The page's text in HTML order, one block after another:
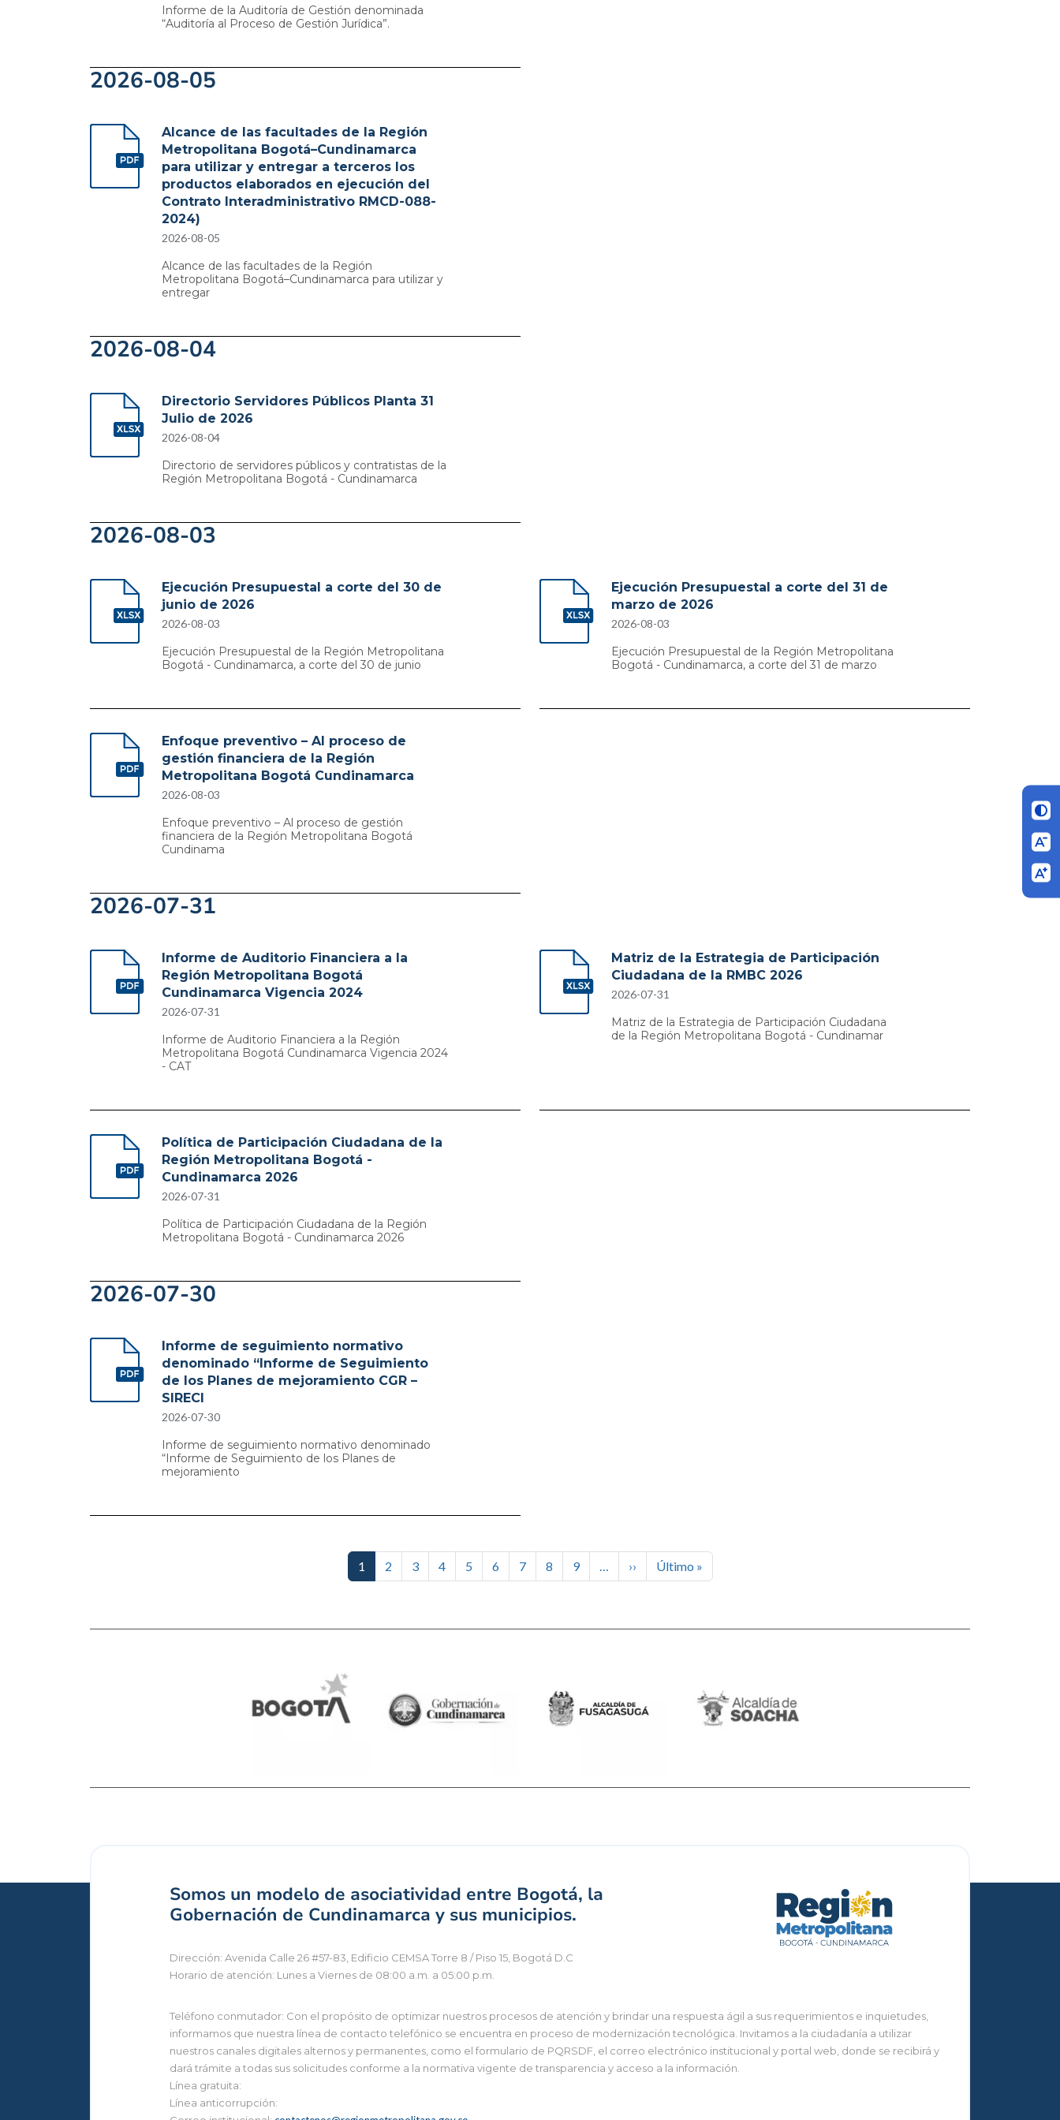
Informe de la Auditoría de Gestión denominada
“Auditoría al Proceso de Gestión Jurídica”.
2026-08-05
Alcance de las facultades de la Región
Metropolitana Bogotá–Cundinamarca
para utilizar y entregar a terceros los
productos elaborados en ejecución del
Contrato Interadministrativo RMCD-088-
2024)
2026-08-05
Alcance de las facultades de la Región
Metropolitana Bogotá–Cundinamarca para utilizar y
entregar
2026-08-04
Directorio Servidores Públicos Planta 31
Julio de 2026
2026-08-04
Directorio de servidores públicos y contratistas de la
Región Metropolitana Bogotá - Cundinamarca
2026-08-03
Ejecución Presupuestal a corte del 30 de
junio de 2026
2026-08-03
Ejecución Presupuestal de la Región Metropolitana
Bogotá - Cundinamarca, a corte del 30 de junio
Ejecución Presupuestal a corte del 31 de
marzo de 2026
2026-08-03
Ejecución Presupuestal de la Región Metropolitana
Bogotá - Cundinamarca, a corte del 31 de marzo
Enfoque preventivo – Al proceso de
gestión financiera de la Región
Metropolitana Bogotá Cundinamarca
2026-08-03
Enfoque preventivo – Al proceso de gestión
financiera de la Región Metropolitana Bogotá
Cundinama
2026-07-31
Informe de Auditorio Financiera a la
Región Metropolitana Bogotá
Cundinamarca Vigencia 2024
2026-07-31
Informe de Auditorio Financiera a la Región
Metropolitana Bogotá Cundinamarca Vigencia 2024
- CAT
Matriz de la Estrategia de Participación
Ciudadana de la RMBC 2026
2026-07-31
Matriz de la Estrategia de Participación Ciudadana
de la Región Metropolitana Bogotá - Cundinamar
Política de Participación Ciudadana de la
Región Metropolitana Bogotá -
Cundinamarca 2026
2026-07-31
Política de Participación Ciudadana de la Región
Metropolitana Bogotá - Cundinamarca 2026
2026-07-30
Informe de seguimiento normativo
denominado “Informe de Seguimiento
de los Planes de mejoramiento CGR –
SIRECI
2026-07-30
Informe de seguimiento normativo denominado
“Informe de Seguimiento de los Planes de
mejoramiento
1 2 3 4 5 6 7 8 9 … ››Siguiente página
Último »Última página
Somos un modelo de asociatividad entre Bogotá, la
Gobernación de Cundinamarca y sus municipios.
Dirección: Avenida Calle 26 #57-83, Edificio CEMSA Torre 8 / Piso 15, Bogotá D.C
Horario de atención: Lunes a Viernes de 08:00 a.m. a 05:00 p.m.
Teléfono conmutador: Con el propósito de optimizar nuestros procesos de atención y brindar una respuesta ágil a sus requerimientos e inquietudes,
informamos que nuestra línea de contacto telefónico se encuentra en proceso de modernización tecnológica. Invitamos a la ciudadanía a utilizar
nuestros canales digitales alternos y permanentes, como el formulario de PQRSDF, el correo electrónico institucional y portal web, donde se recibirá y
dará trámite a todas sus solicitudes conforme a la normativa vigente de transparencia y acceso a la información.
Línea gratuita:
Línea anticorrupción: